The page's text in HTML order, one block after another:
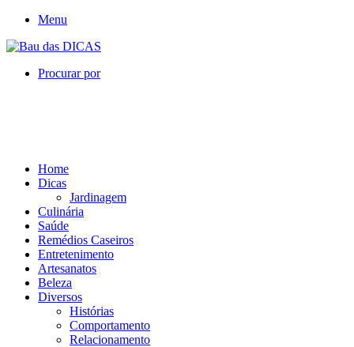
Menu
Procurar por
Home
Dicas
Jardinagem
Culinária
Saúde
Remédios Caseiros
Entretenimento
Artesanatos
Beleza
Diversos
Histórias
Comportamento
Relacionamento